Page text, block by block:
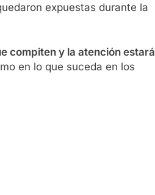
expuestas durante la
compiten y la atención estará
en lo que suceda en los